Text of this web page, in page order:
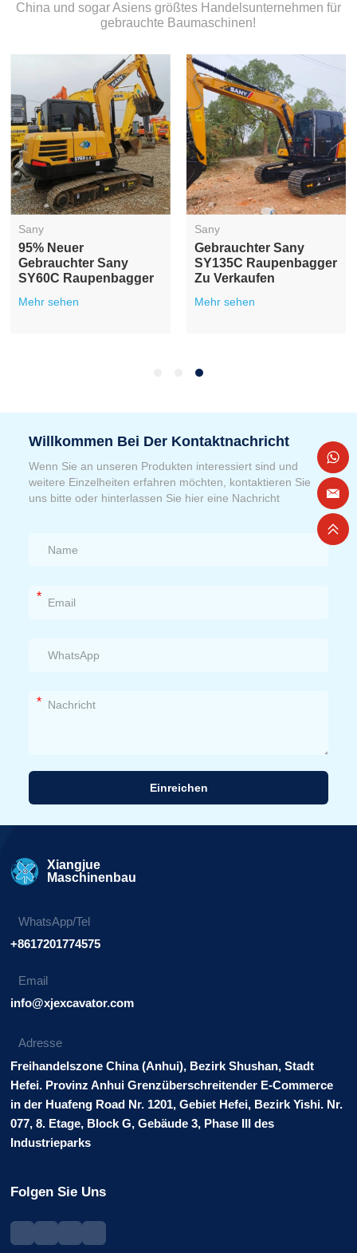
China und sogar Asiens größtes Handelsunternehmen für
gebrauchte Baumaschinen!
Sany
95% Neuer
Gebrauchter Sany
SY60C Raupenbagger
Mehr sehen
Sany
Gebrauchter Sany
SY135C Raupenbagger
Zu Verkaufen
Mehr sehen
Willkommen Bei Der Kontaktnachricht
Wenn Sie an unseren Produkten interessiert sind und
weitere Einzelheiten erfahren möchten, kontaktieren Sie
uns bitte oder hinterlassen Sie hier eine Nachricht
*
*
Einreichen
Xiangjue
Maschinenbau
WhatsApp/Tel
+8617201774575
Email
info@xjexcavator.com
Adresse
Freihandelszone China (Anhui), Bezirk Shushan, Stadt
Hefei. Provinz Anhui Grenzüberschreitender E-Commerce
in der Huafeng Road Nr. 1201, Gebiet Hefei, Bezirk Yishi. Nr.
077, 8. Etage, Block G, Gebäude 3, Phase III des
Industrieparks
Folgen Sie Uns